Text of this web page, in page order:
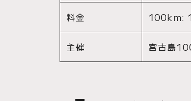
料金 100km:
主催 宮古島